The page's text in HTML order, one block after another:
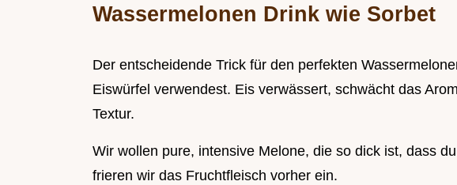
Wassermelonen Drink wie Sorbet
Der entscheidende Trick für den perfekten
Eiswürfel verwendest. Eis verwässert, schwächt das
Textur.
Wir wollen pure, intensive Melone, die so dick ist, dass
frieren wir das Fruchtfleisch vorher ein.